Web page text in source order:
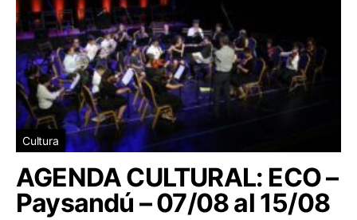
Cultura
AGENDA CULTURAL: ECO –
Paysandú – 07/08 al 15/08